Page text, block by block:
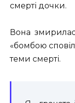
смерті дочки.
Вона
«бомбою
теми смерті.